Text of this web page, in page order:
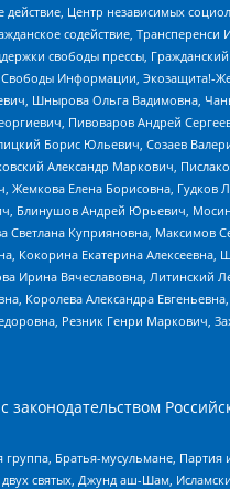
Центр независимых
содействие, Трансперенси
свободы прессы,
Свободы Информации, Экозащита!-
Шнырова Ольга Вадимовна,
Пивоваров Андрей
Борис Юльевич, Созаев
Александр Маркович,
Жемкова Елена Борисовна, Гудков
Блинушов Андрей Юрьевич,
Куприяновна, Максимов
Кокорина Екатерина Алексеевна,
Ирина Вячеславовна, Литинский
Королева Александра
Резник Генри Маркович,
Братья-мусульмане, Партия
святых, Джунд аш-Шам,